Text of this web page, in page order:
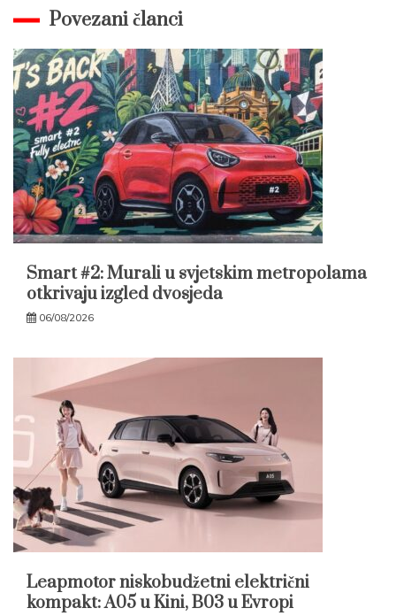
Povezani članci
Smart #2: Murali u svjetskim metropolama
otkrivaju izgled dvosjeda
06/08/2026
Leapmotor niskobudžetni električni
kompakt: A05 u Kini, B03 u Evropi